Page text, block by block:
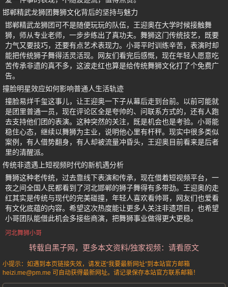
邯郸精武龙狮团舞狮文化背后的坚持与魅力
邯郸精武龙狮团可不是随便玩玩的队伍，王迎奥在大学时候接触舞
狮，师从专业老师，一步步练出了真功夫。舞狮这门传统技艺，既要
力气又要技巧，还要有点艺术表现力。小哥平时训练辛苦，表演时却
能把传统狮子舞得活灵活现。网友们看完后感慨，现在年轻人愿意吃
苦传承非遗的真不多，这波走红也算是给传统舞狮文化打了个免费广
告。
撞脸明星效应如何影响普通人生活轨迹
撞脸易烊千玺这事儿，让王迎奥一下子从幕后走到台前。以前可能就
是团里普通一员，现在评论区全是夸帅的、问联系方式的，还有人跑
去支持他们团的表演。这种突然的关注，既是机会也是考验。小哥能
稳住心态，继续以舞狮为主业，说明他心里有杆秤。现实中很多类似
案例，有人借势翻身，有人却被流量冲昏头，王迎奥目前看来是后者
里的清醒派。
传统非遗遇上短视频时代的新机遇分析
舞狮这种老传统，过去靠线下表演和传承，现在借着短视频平台，一
夜之间全国人民都看到了河北邯郸的狮子舞得有多带劲。王迎奥的走
红其实是传统与现代的完美碰撞，年轻人喜欢看帅哥，网友们也爱看
有文化底蕴的内容。希望这次热度能让更多人关注非遗项目，也希望
小哥团队能借此机会多接些商演，把舞狮事业做得更大更稳。
河北舞狮小哥
转载自黑子网，更多本文资料/独家视频：请看原文
小提示：如遇到本页链接失效，请发送“我要最新网址”到本站官方邮箱
heizi.me@pm.me 可自动获得最新网址。请记录保存本站官方联系邮箱！